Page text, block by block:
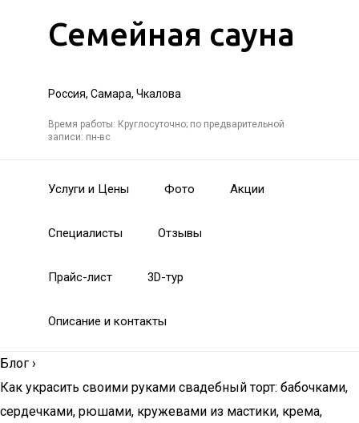
Семейная сауна
Россия, Самара, Чкалова
Время работы: Круглосуточно; по предварительной
записи: пн-вс
Услуги и Цены Фото Акции
Специалисты Отзывы
Прайс-лист 3D-тур
Описание и контакты
Блог ›
Как украсить своими руками свадебный торт: бабочками,
сердечками, рюшами, кружевами из мастики, крема,